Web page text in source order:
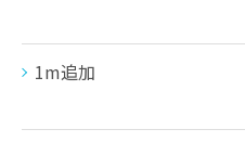
1m追加